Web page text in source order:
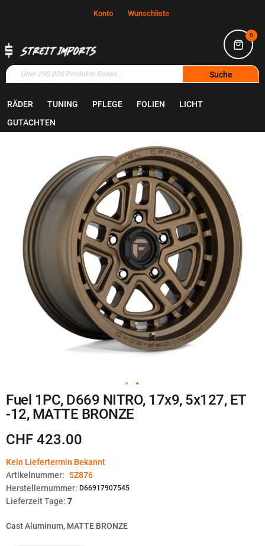
Konto Wunschliste
0
Suche
RÄDER TUNING PFLEGE FOLIEN
LICHT
GUTACHTEN
Zum
Ende
Zum
Anfang
der
Bildgalerie
Fuel 1PC, D669 NITRO, 17x9, 5x127, ET
-12, MATTE BRONZE
CHF 423.00
Kein Liefertermin Bekannt
Artikelnummer:
5Z876
Herstellernummer: D66917907545
Lieferzeit Tage: 7
Cast Aluminum, MATTE BRONZE